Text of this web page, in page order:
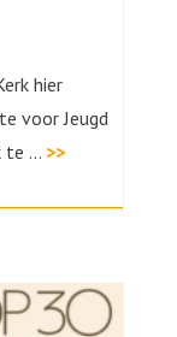
hier
voor Jeugd
te … >>